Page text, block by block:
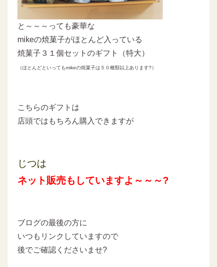
と～～～っても豪華な
mikeの焼菓子がほとんど入っている
焼菓子３１個セットのギフト（特大）
（ほとんどといってもmikeの焼菓子は５０種類以上あります?）
こちらのギフトは
店頭ではもちろん購入できますが
じつは
ネット販売もしていますよ～～～?
ブログの最後の方に
いつもリンクしていますので
後でご確認くださいませ?